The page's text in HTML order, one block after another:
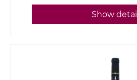
Show detail